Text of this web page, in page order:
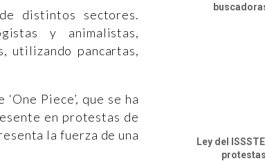
distintos sectores.
y animalistas,
utilizando pancartas,
Piece’, que se ha
en protestas de
la fuerza de una
Ley del